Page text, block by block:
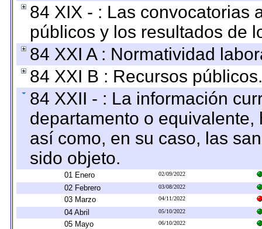
84 XIX - : Las convocatorias
públicos y los resultados de
84 XXI A : Normatividad
84 XXI B : Recursos públicos.
84 XXII - : La información
departamento o
así como, en su caso, las
sido objeto.
01 Enero 02/09/2022
02 Febrero 03/08/2022
03 Marzo 04/11/2022
04 Abril 05/10/2022
05 Mayo 06/10/2022